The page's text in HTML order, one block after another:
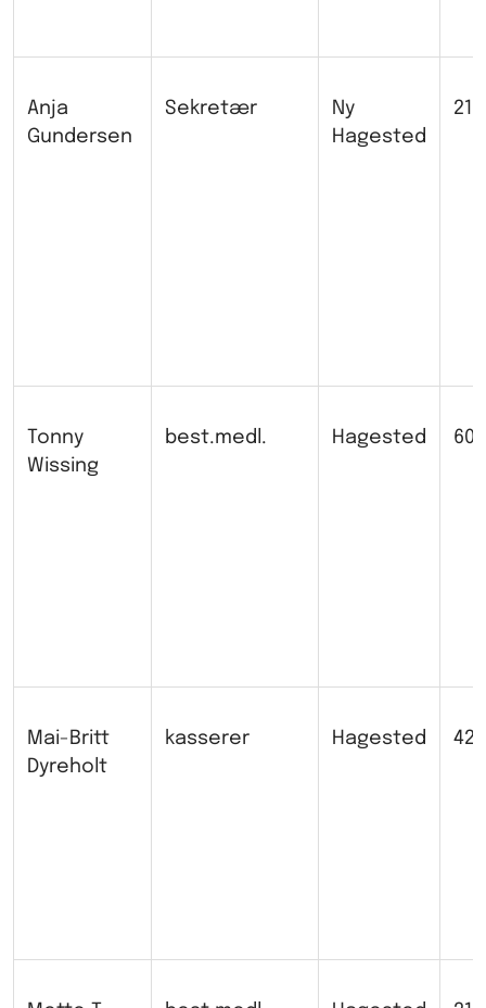
Anja
Gundersen
Sekretær
Ny
Hagested
Tonny
Wissing
best.medl. Hagested
Mai-Britt
Dyreholt
kasserer Hagested